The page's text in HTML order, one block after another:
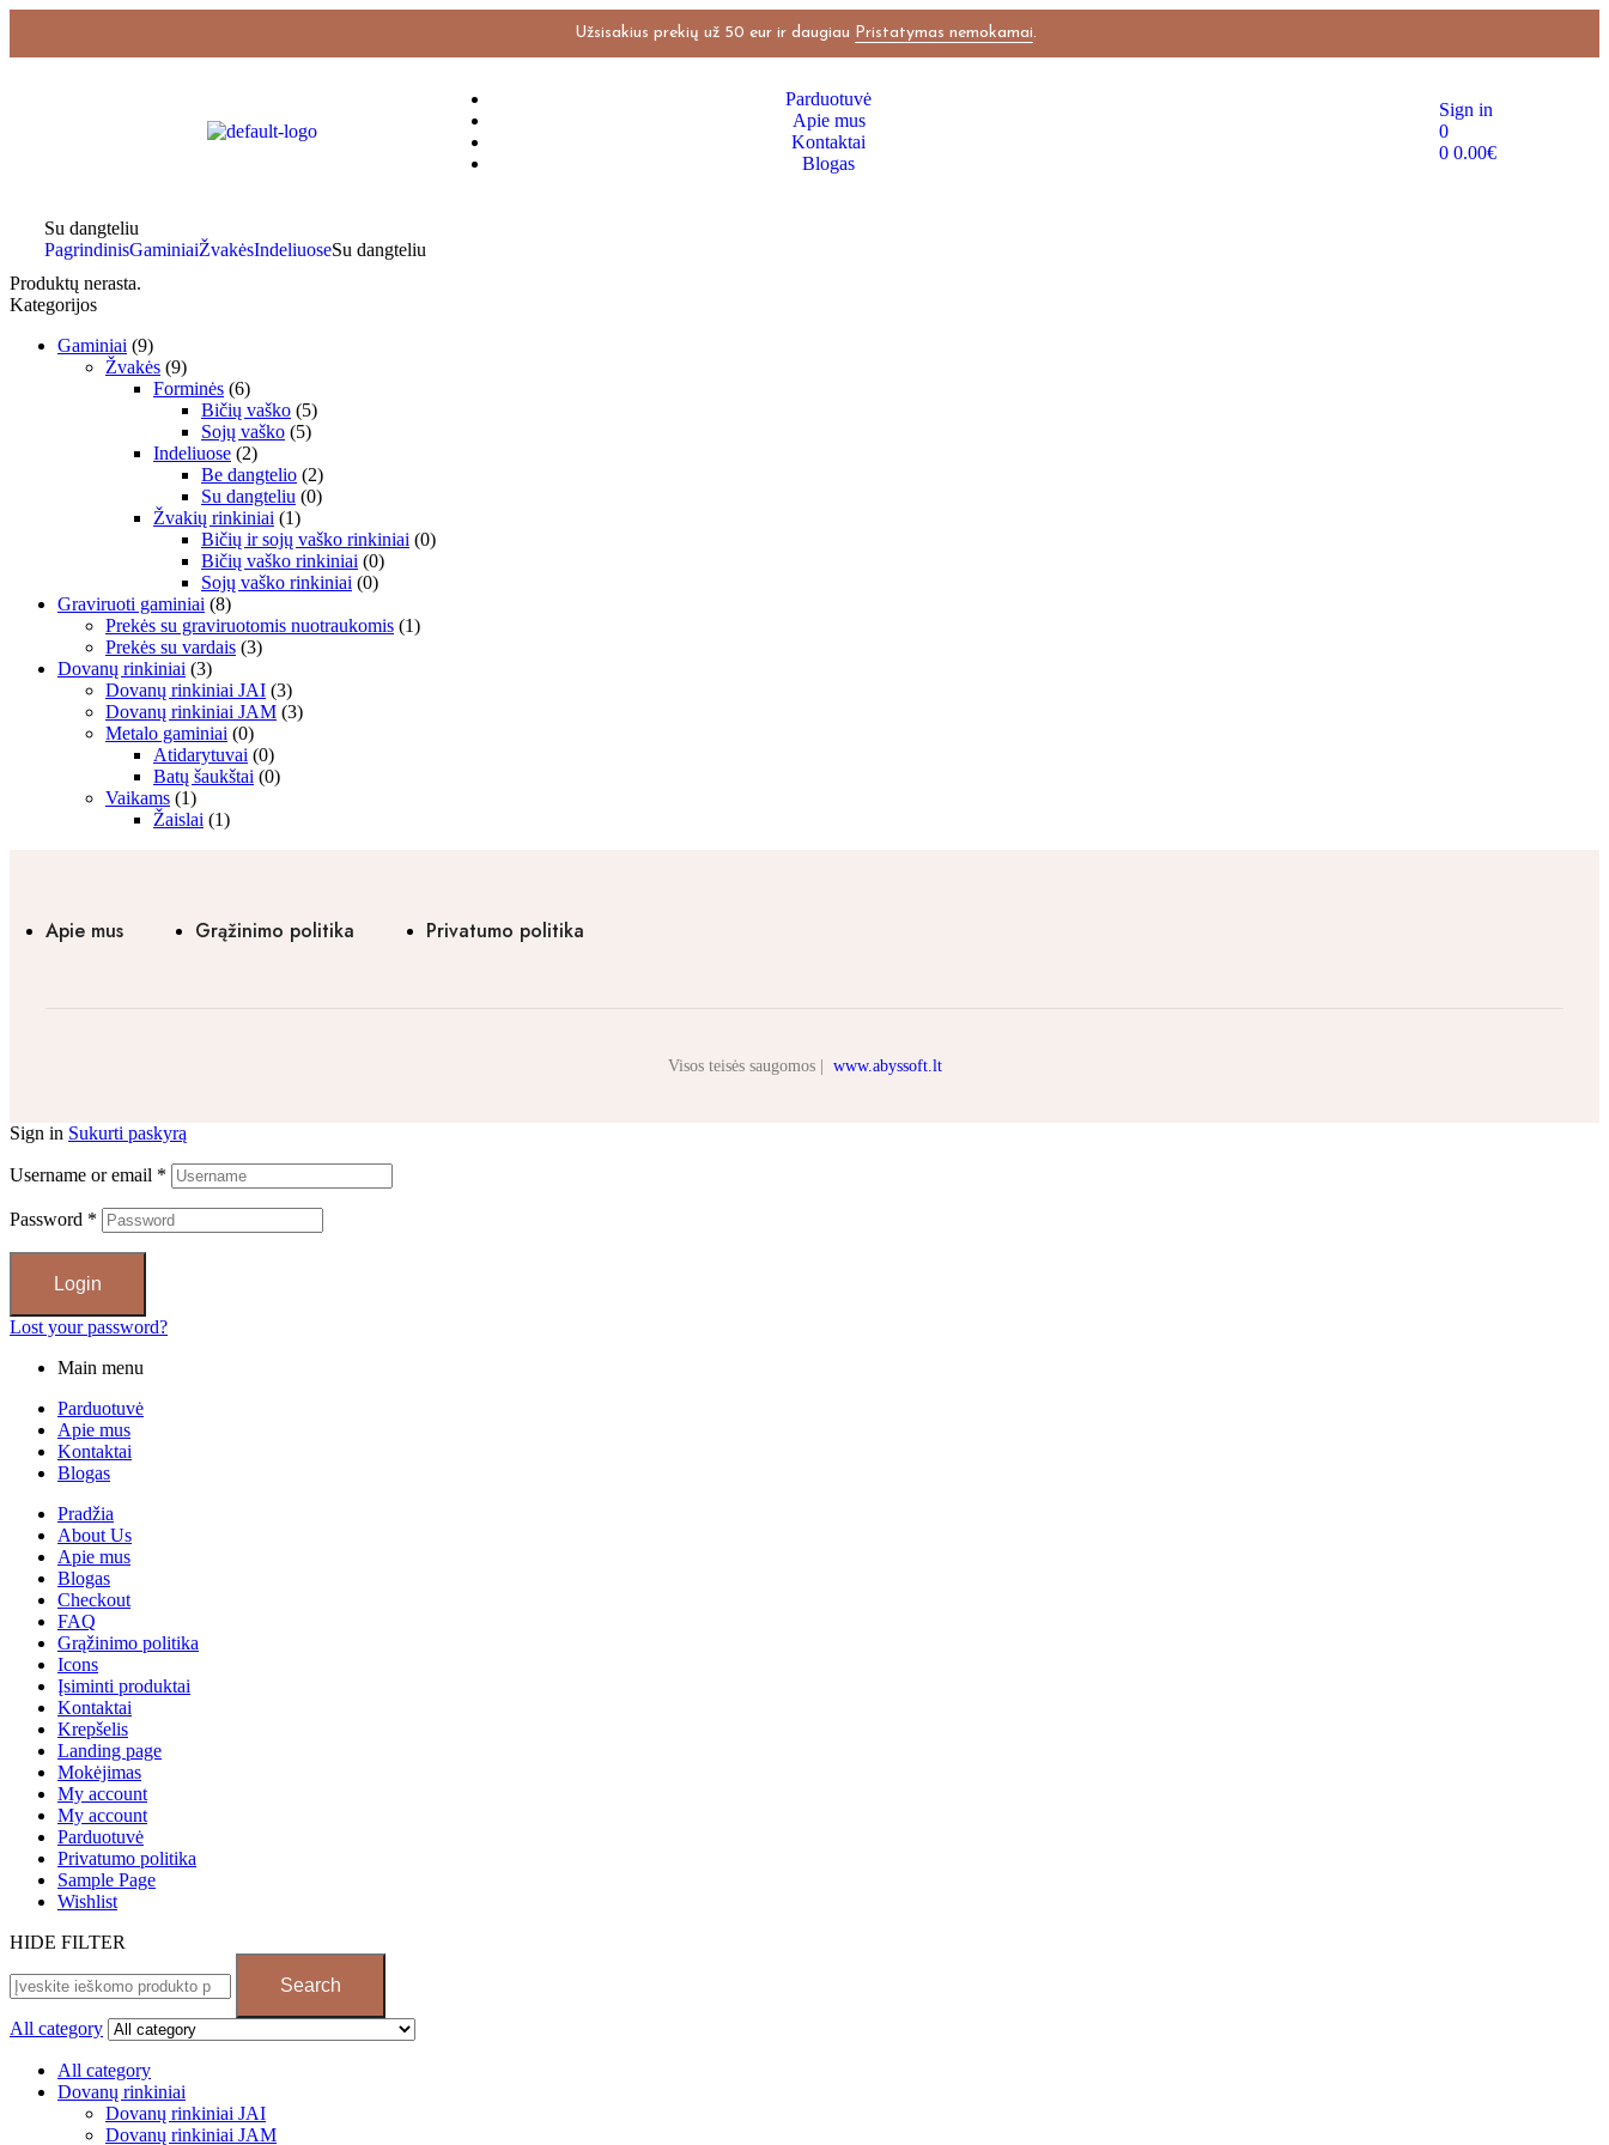
Užsisakius prekių už 50 eur ir daugiau Pristatymas nemokamai.
Parduotuvė
Apie mus
Kontaktai
Blogas
Sign in
0
0 0.00€
Su dangteliu
PagrindinisGaminiaiŽvakėsIndeliuoseSu dangteliu
Produktų nerasta.
Kategorijos
Gaminiai (9)
Žvakės (9)
Forminės (6)
Bičių vaško (5)
Sojų vaško (5)
Indeliuose (2)
Be dangtelio (2)
Su dangteliu (0)
Žvakių rinkiniai (1)
Bičių ir sojų vaško rinkiniai (0)
Bičių vaško rinkiniai (0)
Sojų vaško rinkiniai (0)
Graviruoti gaminiai (8)
Prekės su graviruotomis nuotraukomis (1)
Prekės su vardais (3)
Dovanų rinkiniai (3)
Dovanų rinkiniai JAI (3)
Dovanų rinkiniai JAM (3)
Metalo gaminiai (0)
Atidarytuvai (0)
Batų šaukštai (0)
Vaikams (1)
Žaislai (1)
Apie mus Grąžinimo politika Privatumo politika
Visos teisės saugomos | www.abyssoft.lt
Sign in Sukurti paskyrą
Username or email *
Password *
Login
Lost your password?
Main menu
Parduotuvė
Apie mus
Kontaktai
Blogas
Pradžia
About Us
Apie mus
Blogas
Checkout
FAQ
Grąžinimo politika
Icons
Įsiminti produktai
Kontaktai
Krepšelis
Landing page
Mokėjimas
My account
My account
Parduotuvė
Privatumo politika
Sample Page
Wishlist
HIDE FILTER
Search
All category
All category
Dovanų rinkiniai
Dovanų rinkiniai JAI
Dovanų rinkiniai JAM